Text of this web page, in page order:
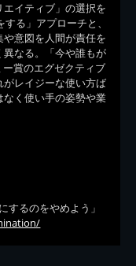
イティブ」の選択を
る」アプローチと、
意図を人間が責任を
なる。「今や誰もが
賞のエグゼクティブ
レイジーな使い方ば
く使い手の姿勢や業
するのをやめよう」